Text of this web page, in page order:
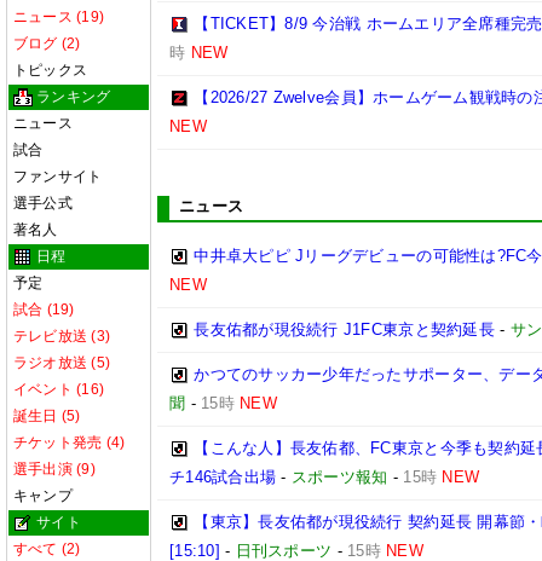
ニュース (19)
ブログ (2)
トピックス
ランキング
ニュース
試合
ファンサイト
選手公式
著名人
日程
予定
試合 (19)
テレビ放送 (3)
ラジオ放送 (5)
イベント (16)
誕生日 (5)
チケット発売 (4)
選手出演 (9)
キャンプ
サイト
すべて (2)
【TICKET】8/9 今治戦 ホームエリア全席種完
時 NEW
【2026/27 Zwelve会員】ホームゲーム観戦時の
NEW
ニュース
中井卓大ピピ Jリーグデビューの可能性は?FC
NEW
長友佑都が現役続行 J1FC東京と契約延長- サ
かつてのサッカー少年だったサポーター、デー
聞 - 15時 NEW
【こんな人】長友佑都、FC東京と今季も契約
チ146試合出場 - スポーツ報知 - 15時 NEW
【東京】長友佑都が現役続行 契約延長 開幕節
[15:10] - 日刊スポーツ - 15時 NEW